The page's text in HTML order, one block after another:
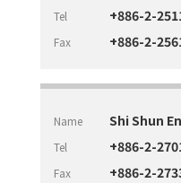
Tel +886-2-
Fax +886-2-
Name
Shi Shun
Tel +886-2-
Fax +886-2-